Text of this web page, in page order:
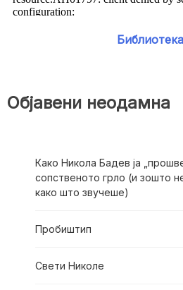
Библиотека
Објавени неодамна
Како Никола Бадев ја
сопственото грло (и зошто
како што звучеше)
Пробиштип
Свети Николе